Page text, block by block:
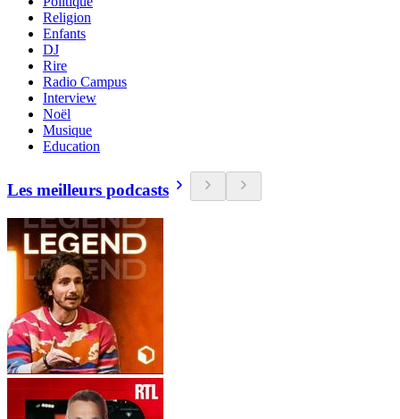
Religion
Enfants
DJ
Rire
Radio Campus
Interview
Noël
Musique
Education
Les meilleurs podcasts